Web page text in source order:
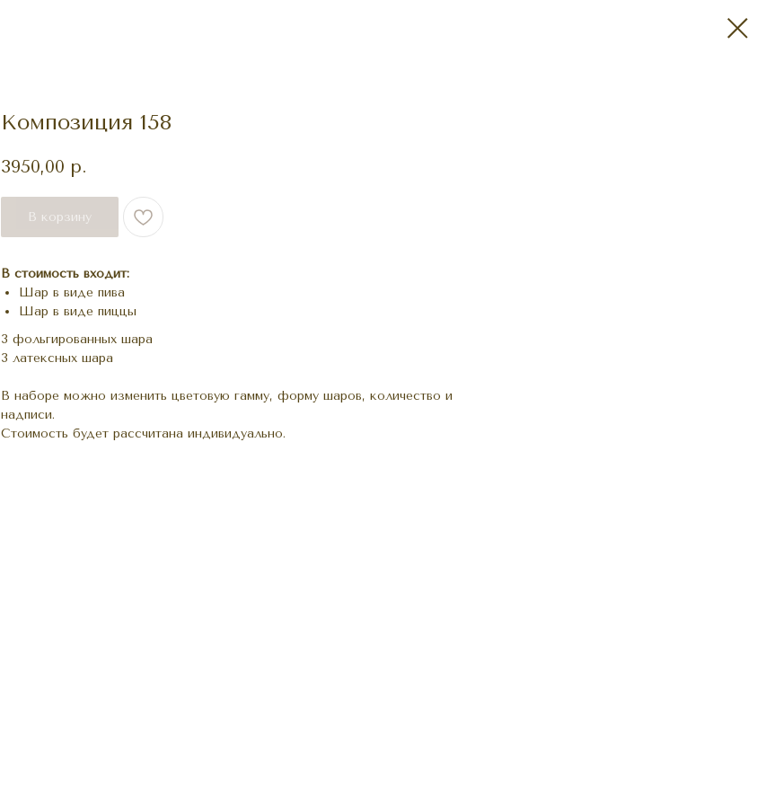
Композиция 158
3950,00 р.
В корзину
В стоимость входит:
Шар в виде пива
Шар в виде пиццы
3 фольгированных шара
3 латексных шара
В наборе можно изменить цветовую гамму, форму шаров, количество и
надписи.
Стоимость будет рассчитана индивидуально.